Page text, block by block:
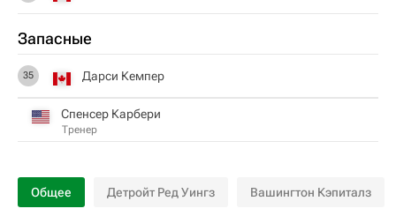
Запасные
35 Дарси Кемпер
Спенсер Карбери
Тренер
Общее Детройт Ред Уингз Вашингтон Кэпиталз